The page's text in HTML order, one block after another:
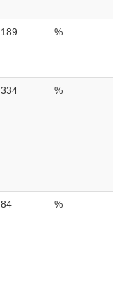
189 %
334 %
84 %